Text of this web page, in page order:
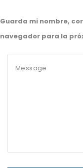
Guarda mi nombre,
navegador para la